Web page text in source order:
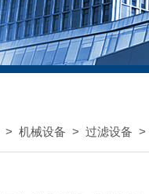
> 机械设备 > 过滤设备 >